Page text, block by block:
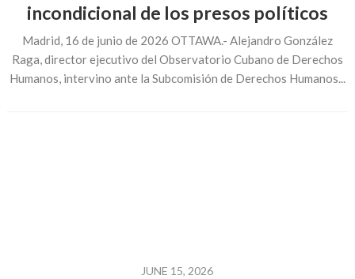
incondicional de los presos políticos
Madrid, 16 de junio de 2026 OTTAWA.- Alejandro González
Raga, director ejecutivo del Observatorio Cubano de Derechos
Humanos, intervino ante la Subcomisión de Derechos Humanos...
JUNE 15, 2026